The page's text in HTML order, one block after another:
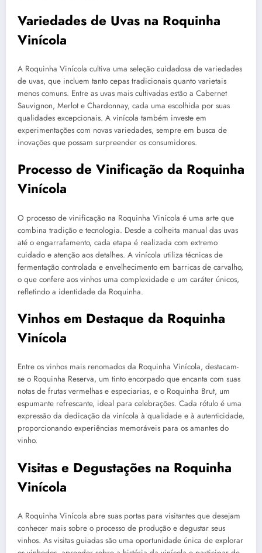
Variedades de Uvas na Roquinha
Vinícola
A Roquinha Vinícola cultiva uma seleção cuidadosa de variedades
de uvas, que incluem tanto cepas tradicionais quanto varietais
menos comuns. Entre as uvas mais cultivadas estão a Cabernet
Sauvignon, Merlot e Chardonnay, cada uma escolhida por suas
qualidades excepcionais. A vinícola também investe em
experimentações com novas variedades, sempre em busca de
inovações que possam surpreender os consumidores.
Processo de Vinificação da Roquinha
Vinícola
O processo de vinificação na Roquinha Vinícola é uma arte que
combina tradição e tecnologia. Desde a colheita manual das uvas
até o engarrafamento, cada etapa é realizada com extremo
cuidado e atenção aos detalhes. A vinícola utiliza técnicas de
fermentação controlada e envelhecimento em barricas de carvalho,
o que confere aos vinhos uma complexidade e um caráter únicos,
refletindo a identidade da Roquinha.
Vinhos em Destaque da Roquinha
Vinícola
Entre os vinhos mais renomados da Roquinha Vinícola, destacam-
se o Roquinha Reserva, um tinto encorpado que encanta com suas
notas de frutas vermelhas e especiarias, e o Roquinha Brut, um
espumante refrescante, ideal para celebrações. Cada rótulo é uma
expressão da dedicação da vinícola à qualidade e à autenticidade,
proporcionando experiências memoráveis para os amantes do
vinho.
Visitas e Degustações na Roquinha
Vinícola
A Roquinha Vinícola abre suas portas para visitantes que desejam
conhecer mais sobre o processo de produção e degustar seus
vinhos. As visitas guiadas são uma oportunidade única de explorar